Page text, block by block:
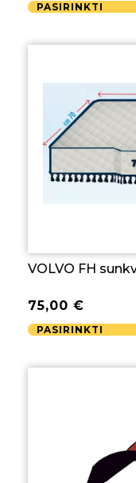
PASIRINKTI
VOLVO FH
75,00 €
PASIRINKTI